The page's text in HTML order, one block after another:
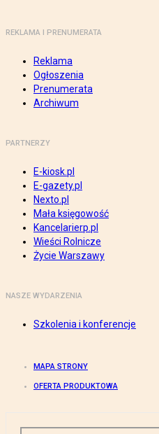
REKLAMA I PRENUMERATA
Reklama
Ogłoszenia
Prenumerata
Archiwum
PARTNERZY
E-kiosk.pl
E-gazety.pl
Nexto.pl
Mała księgowość
Kancelarierp.pl
Wieści Rolnicze
Życie Warszawy
NASZE WYDARZENIA
Szkolenia i konferencje
MAPA STRONY
OFERTA PRODUKTOWA